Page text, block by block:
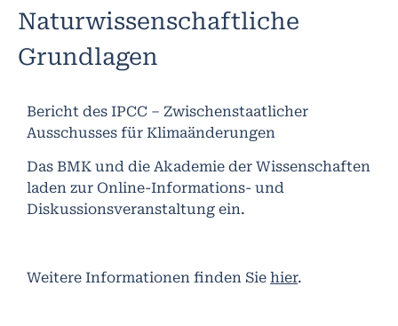
Naturwissenschaftliche
Grundlagen
Bericht des IPCC – Zwischenstaatlicher
Ausschusses für Klimaänderungen
Das BMK und die Akademie der Wissenschaften
laden zur Online-Informations- und
Diskussionsveranstaltung ein.
Weitere Informationen finden Sie hier.